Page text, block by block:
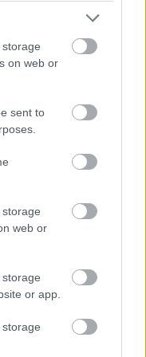
on web or
sent to
web or
or app.
Gorgiás, Omár,
Vulfia.
kel és hét után
Hajnalban
éjszakai
5 és 15 fok
a városokban és
hőmérséklet
a "
Guild Wars 2 -
" volt.